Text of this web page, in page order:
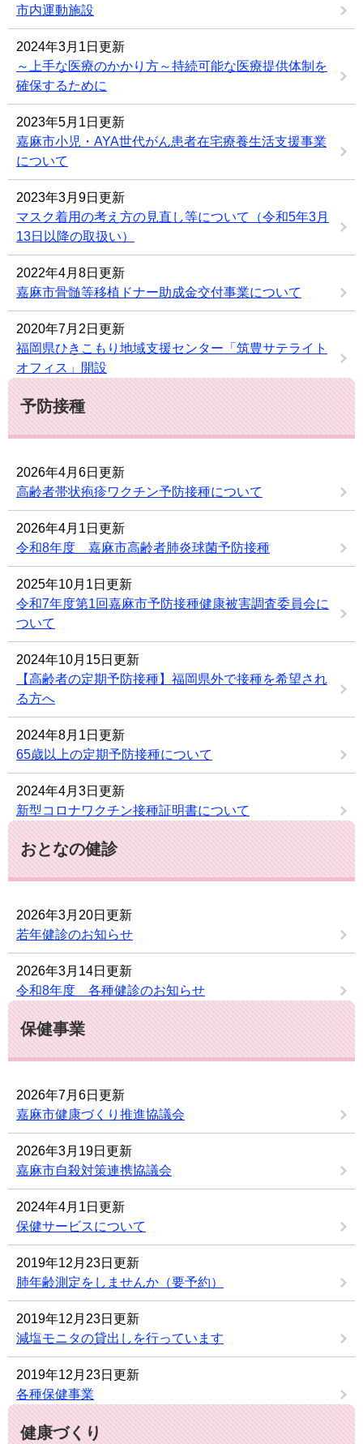
市内運動施設
2024年3月1日更新
～上手な医療のかかり方～持続可能な医療提供体制を
確保するために
2023年5月1日更新
嘉麻市小児・AYA世代がん患者在宅療養生活支援事業
について
2023年3月9日更新
マスク着用の考え方の見直し等について（令和5年3月
13日以降の取扱い）
2022年4月8日更新
嘉麻市骨髄等移植ドナー助成金交付事業について
2020年7月2日更新
福岡県ひきこもり地域支援センター「筑豊サテライト
オフィス」開設
予防接種
2026年4月6日更新
高齢者帯状疱疹ワクチン予防接種について
2026年4月1日更新
令和8年度 嘉麻市高齢者肺炎球菌予防接種
2025年10月1日更新
令和7年度第1回嘉麻市予防接種健康被害調査委員会に
ついて
2024年10月15日更新
【高齢者の定期予防接種】福岡県外で接種を希望され
る方へ
2024年8月1日更新
65歳以上の定期予防接種について
2024年4月3日更新
新型コロナワクチン接種証明書について
おとなの健診
2026年3月20日更新
若年健診のお知らせ
2026年3月14日更新
令和8年度 各種健診のお知らせ
保健事業
2026年7月6日更新
嘉麻市健康づくり推進協議会
2026年3月19日更新
嘉麻市自殺対策連携協議会
2024年4月1日更新
保健サービスについて
2019年12月23日更新
肺年齢測定をしませんか（要予約）
2019年12月23日更新
減塩モニタの貸出しを行っています
2019年12月23日更新
各種保健事業
健康づくり